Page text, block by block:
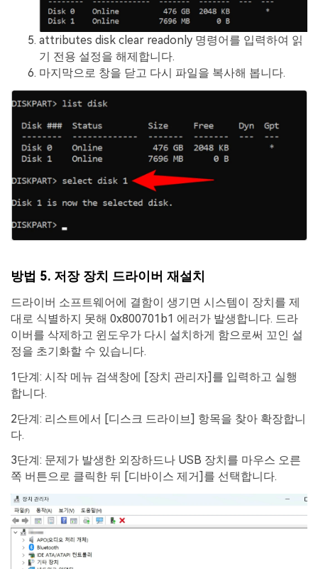
attributes disk clear readonly 명령어를 입력하여 읽
기 전용 설정을 해제합니다.
마지막으로 창을 닫고 다시 파일을 복사해 봅니다.
방법 5. 저장 장치 드라이버 재설치
드라이버 소프트웨어에 결함이 생기면 시스템이 장치를 제
대로 식별하지 못해 0x800701b1 에러가 발생합니다. 드라
이버를 삭제하고 윈도우가 다시 설치하게 함으로써 꼬인 설
정을 초기화할 수 있습니다.
1단계: 시작 메뉴 검색창에 [장치 관리자]를 입력하고 실행
합니다.
2단계: 리스트에서 [디스크 드라이브] 항목을 찾아 확장합니
다.
3단계: 문제가 발생한 외장하드나 USB 장치를 마우스 오른
쪽 버튼으로 클릭한 뒤 [디바이스 제거]를 선택합니다.